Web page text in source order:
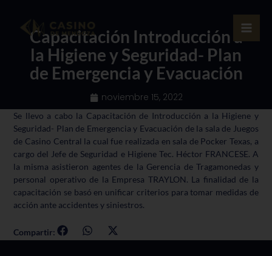
contenidoCapacitación Introducción a
la Higiene y Seguridad- Plan
de Emergencia y Evacuación
noviembre 15, 2022
Se llevo a cabo la Capacitación de Introducción a la Higiene y
Seguridad- Plan de Emergencia y Evacuación de la sala de Juegos
de Casino Central la cual fue realizada en sala de Pocker Texas, a
cargo del Jefe de Seguridad e Higiene Tec. Héctor FRANCESE. A
la misma asistieron agentes de la Gerencia de Tragamonedas y
personal operativo de la Empresa TRAYLON. La finalidad de la
capacitación se basó en unificar criterios para tomar medidas de
acción ante accidentes y siniestros.
Compartir: